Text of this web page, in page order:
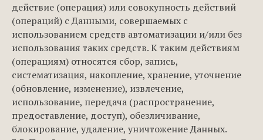
действие (операция) или совокупность действий
(операций) с Данными, совершаемых с
использованием средств автоматизации и/или без
использования таких средств. К таким действиям
(операциям) относятся сбор, запись,
систематизация, накопление, хранение, уточнение
(обновление, изменение), извлечение,
использование, передача (распространение,
предоставление, доступ), обезличивание,
блокирование, удаление, уничтожение Данных.